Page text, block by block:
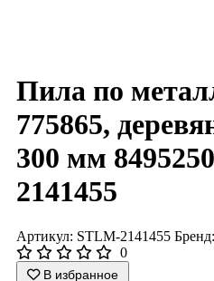
Пила по
775865,
300 мм
2141455
Артикул: STLM-2141455 Бренд:
0
В избранное